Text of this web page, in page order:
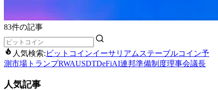
83件の記事
人気検索: ビットコインイーサリアム ステーブルコイン予
測市場 トランプRWAUSDTDeFiAI連邦準備制度理事会議長
人気記事